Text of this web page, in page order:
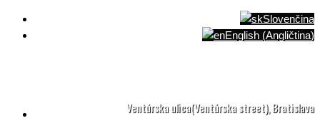
Slovenčina
English (Angličtina)
Ventúrska ulica(Ventúrska street), Bratislava